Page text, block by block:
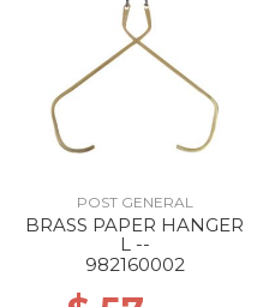
POST GENERAL
BRASS PAPER HANGER
L --
982160002